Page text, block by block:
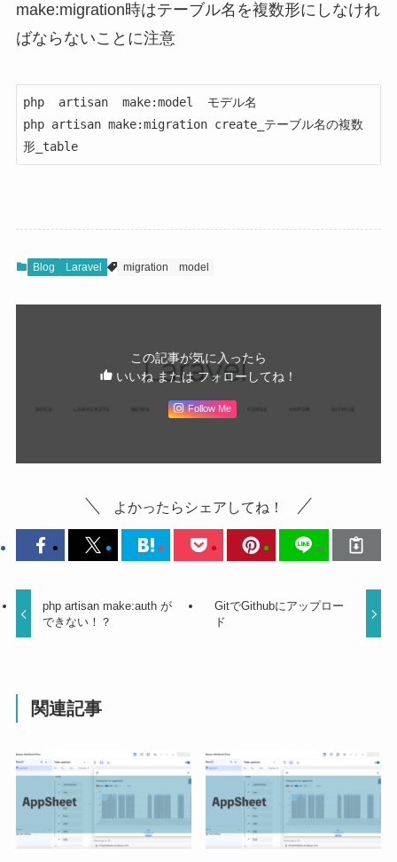
make:migration時はテーブル名を複数形にしなけれ
ばならないことに注意
php  artisan  make:model  モデル名
php artisan make:migration create_テーブル名の複数
形_table
Blog Laravel migration model
この記事が気に入ったら
いいね または フォローしてね！
Follow Me
よかったらシェアしてね！
php artisan make:auth が
できない！？
GitでGithubにアップロー
ド
関連記事